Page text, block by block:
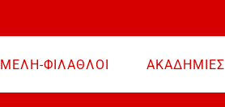
ΜΕΛΗ-ΦΙΛΑΘΛΟΙ
ΑΚΑΔΗΜΙΕΣ